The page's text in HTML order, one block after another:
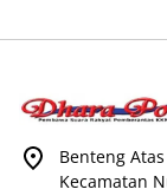
Benteng
Kecamatan